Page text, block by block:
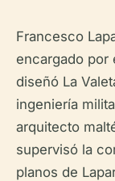
Francesco
encargado por
diseñó La
ingeniería
arquitecto
supervisó la
planos de